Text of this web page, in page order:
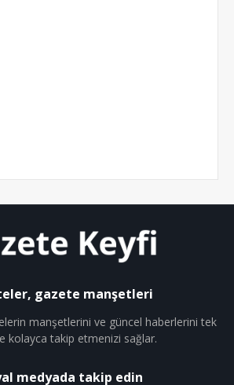
gazete manşetleri
manşetlerini ve güncel haberlerini tek
kolayca takip etmenizi sağlar.
medyada takip edin